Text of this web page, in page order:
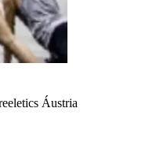
Áustria